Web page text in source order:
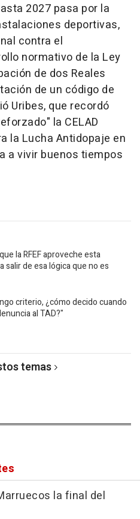
2027 pasa por la
deportivas,
contra el
normativo de la Ley
de dos Reales
de un código de
Uribes, que recordó
la CELAD
la Lucha Antidopaje en
a vivir buenos tiempos
la RFEF aproveche esta
salir de esa lógica que no es
criterio, ¿cómo decido cuando
al TAD?"
temas
la final del